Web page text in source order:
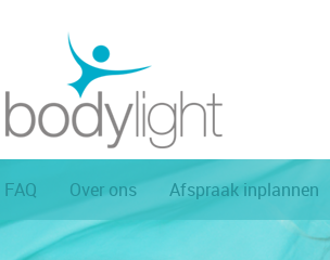
FAQ Over ons Afspraak inplannen